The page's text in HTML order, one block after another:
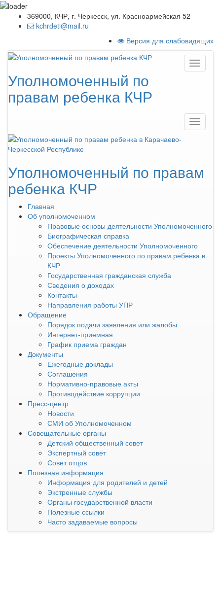
369000, КЧР, г. Черкесск, ул. Красноармейская 52
kchrdeti@mail.ru
Версия для слабовидящих
Уполномоченный по
правам ребенка КЧР
Уполномоченный по правам
ребенка КЧР
Главная
Об уполномоченном
Правовые основы деятельности Уполномоченного
Биографическая справка
Обеспечение деятельности Уполномоченного
Проекты Уполномоченного по правам ребенка в
КЧР
Государственная гражданская служба
Сведения о доходах
Контакты
Направления работы УПР
Обращение
Порядок подачи заявления или жалобы
Интернет-приемная
График приема граждан
Документы
Ежегодные доклады
Соглашения
Нормативно-правовые акты
Противодействие коррупции
Пресс-центр
Новости
СМИ об Уполномоченном
Совещательные органы
Детский общественный совет
Экспертный совет
Совет отцов
Полезная информация
Информация для родителей и детей
Экстренные службы
Органы государственной власти
Полезные ссылки
Часто задаваемые вопросы